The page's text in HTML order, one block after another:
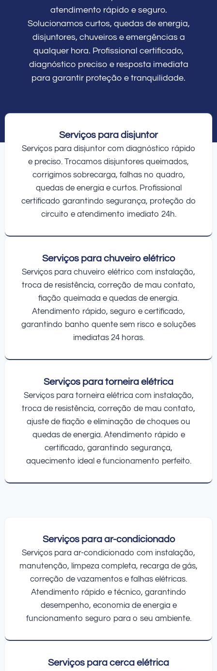
atendimento rápido e seguro.
Solucionamos curtos, quedas de energia,
disjuntores, chuveiros e emergências a
qualquer hora. Profissional certificado,
diagnóstico preciso e resposta imediata
para garantir proteção e tranquilidade.
Serviços para disjuntor
Serviços para disjuntor com diagnóstico rápido
e preciso. Trocamos disjuntores queimados,
corrigimos sobrecarga, falhas no quadro,
quedas de energia e curtos. Profissional
certificado garantindo segurança, proteção do
circuito e atendimento imediato 24h.
Serviços para chuveiro elétrico
Serviços para chuveiro elétrico com instalação,
troca de resistência, correção de mau contato,
fiação queimada e quedas de energia.
Atendimento rápido, seguro e certificado,
garantindo banho quente sem risco e soluções
imediatas 24 horas.
Serviços para torneira elétrica
Serviços para torneira elétrica com instalação,
troca de resistência, correção de mau contato,
ajuste de fiação e eliminação de choques ou
quedas de energia. Atendimento rápido e
certificado, garantindo segurança,
aquecimento ideal e funcionamento perfeito.
Serviços para ar-condicionado
Serviços para ar-condicionado com instalação,
manutenção, limpeza completa, recarga de gás,
correção de vazamentos e falhas elétricas.
Atendimento rápido e técnico, garantindo
desempenho, economia de energia e
funcionamento seguro para o seu ambiente.
Serviços para cerca elétrica